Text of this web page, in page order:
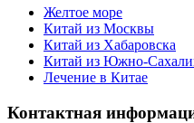
Желтое море
Китай из Москвы
Китай из Хабаровска
Китай из Южно-
Лечение в Китае
Контактная